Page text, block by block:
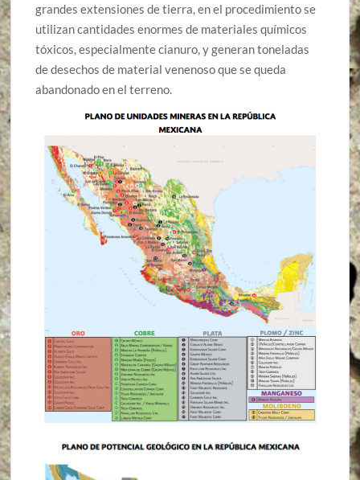
grandes extensiones de tierra, en el procedimiento se
utilizan cantidades enormes de materiales químicos
tóxicos, especialmente cianuro, y generan toneladas
de desechos de material venenoso que se queda
abandonado en el terreno.